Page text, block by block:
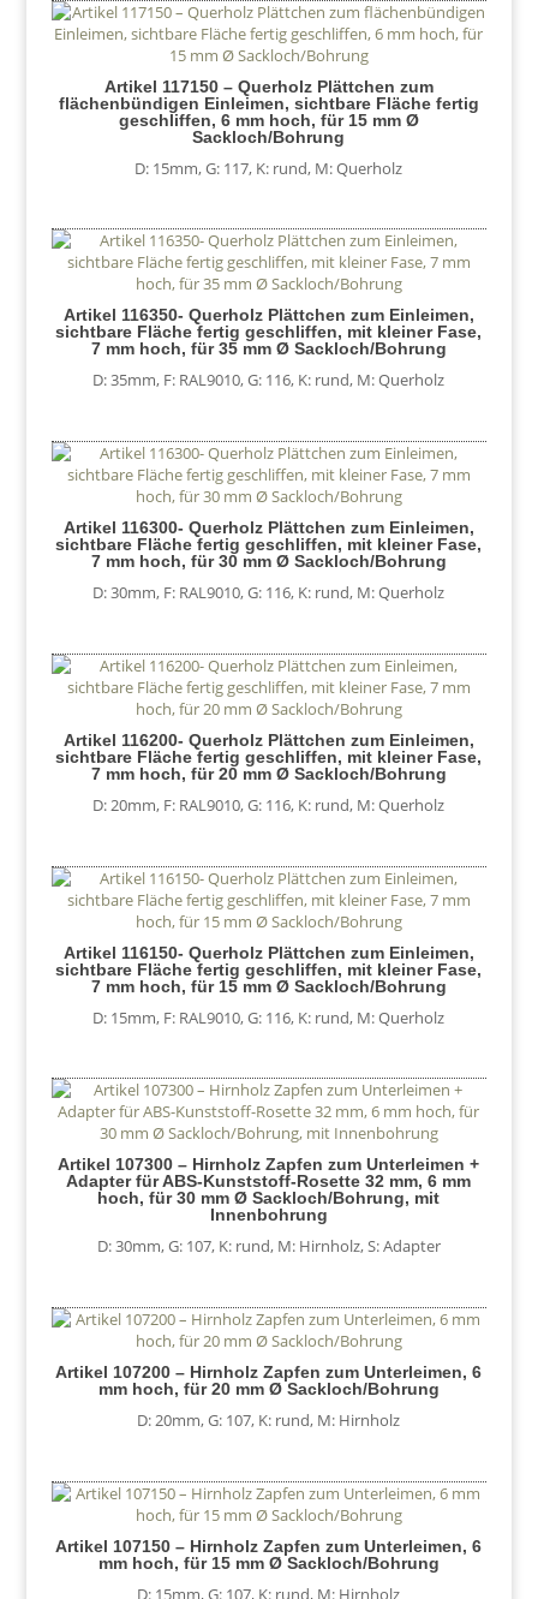
Artikel 117150 – Querholz Plättchen zum
flächenbündigen Einleimen, sichtbare Fläche fertig
geschliffen, 6 mm hoch, für 15 mm Ø
Sackloch/Bohrung
D: 15mm,G: 117, K: rund, M: Querholz
Artikel 116350- Querholz Plättchen zum Einleimen,
sichtbare Fläche fertig geschliffen, mit kleiner Fase,
7 mm hoch, für 35 mm Ø Sackloch/Bohrung
D: 35mm, F: RAL9010,G: 116, K: rund, M: Querholz
Artikel 116300- Querholz Plättchen zum Einleimen,
sichtbare Fläche fertig geschliffen, mit kleiner Fase,
7 mm hoch, für 30 mm Ø Sackloch/Bohrung
D: 30mm, F: RAL9010,G: 116, K: rund, M: Querholz
Artikel 116200- Querholz Plättchen zum Einleimen,
sichtbare Fläche fertig geschliffen, mit kleiner Fase,
7 mm hoch, für 20 mm Ø Sackloch/Bohrung
D: 20mm, F: RAL9010,G: 116, K: rund, M: Querholz
Artikel 116150- Querholz Plättchen zum Einleimen,
sichtbare Fläche fertig geschliffen, mit kleiner Fase,
7 mm hoch, für 15 mm Ø Sackloch/Bohrung
D: 15mm, F: RAL9010,G: 116, K: rund, M: Querholz
Artikel 107300 – Hirnholz Zapfen zum Unterleimen +
Adapter für ABS-Kunststoff-Rosette 32 mm, 6 mm
hoch, für 30 mm Ø Sackloch/Bohrung, mit
Innenbohrung
D: 30mm,G: 107, K: rund, M: Hirnholz,S: Adapter
Artikel 107200 – Hirnholz Zapfen zum Unterleimen, 6
mm hoch, für 20 mm Ø Sackloch/Bohrung
D: 20mm,G: 107, K: rund, M: Hirnholz
Artikel 107150 – Hirnholz Zapfen zum Unterleimen, 6
mm hoch, für 15 mm Ø Sackloch/Bohrung
D: 15mm,G: 107, K: rund, M: Hirnholz